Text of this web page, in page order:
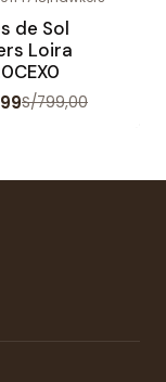
de Sol
Loira
S/799,00